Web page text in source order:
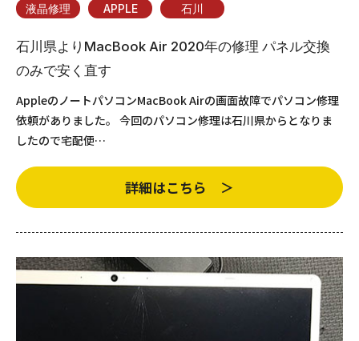
液晶修理 APPLE 石川
石川県よりMacBook Air 2020年の修理 パネル交換
のみで安く直す
AppleのノートパソコンMacBook Airの画面故障でパソコン修理
依頼がありました。 今回のパソコン修理は石川県からとなりま
したので宅配便…
詳細はこちら ＞